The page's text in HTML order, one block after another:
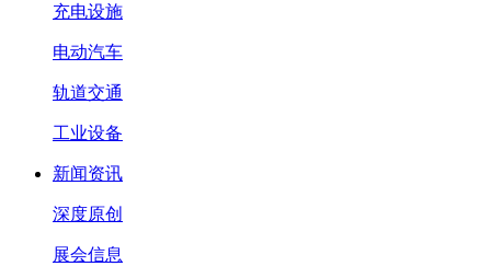
充电设施
电动汽车
轨道交通
工业设备
新闻资讯
深度原创
展会信息